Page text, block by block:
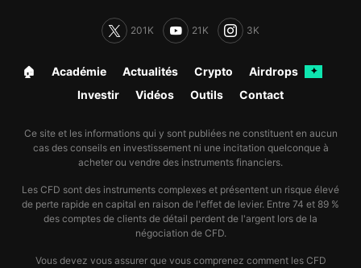
201K 21K 3K
🏠︎ Académie Actualités Crypto Airdrops ✦
Investir Vidéos Outils Contact
Ce site et les informations qui y sont publiées ne constituent en aucun
cas des conseils en investissement ni une incitation quelconque à
acheter ou vendre des instruments financiers.
Les CFD sont des instruments complexes et présentent un risque élevé
de perte rapide en capital en raison de l'effet de levier. Entre 74 et 89 %
des comptes de clients de détail perdent de l'argent lors de la
négociation de CFD.
Vous devez vous assurer que vous comprenez comment les CFD